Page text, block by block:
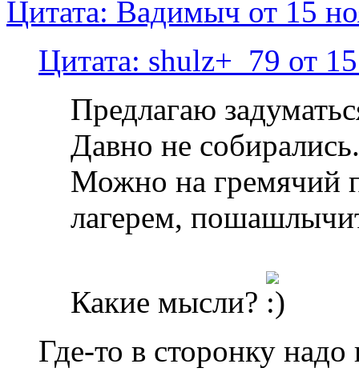
Цитата: Вадимыч от 15
Цитата: shulz+_79 от
Предлагаю
Давно не
Можно на гремячий
лагерем,
Какие мысли?
Где-то в сторонку надо